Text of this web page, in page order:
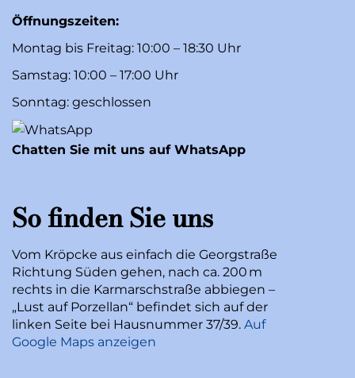
Öffnungszeiten:
Montag bis Freitag: 10:00 – 18:30 Uhr
Samstag: 10:00 – 17:00 Uhr
Sonntag: geschlossen
Chatten Sie mit uns auf WhatsApp
So finden Sie uns
Vom Kröpcke aus einfach die Georgstraße
Richtung Süden gehen, nach ca. 200 m
rechts in die Karmarschstraße abbiegen –
„Lust auf Porzellan“ befindet sich auf der
linken Seite bei Hausnummer 37/39. Auf
Google Maps anzeigen